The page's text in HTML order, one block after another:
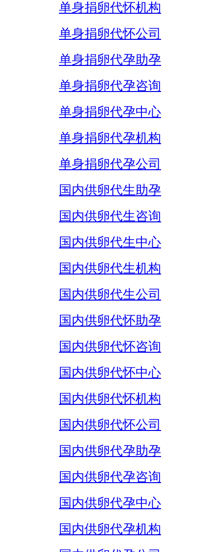
单身捐卵代怀机构
单身捐卵代怀公司
单身捐卵代孕助孕
单身捐卵代孕咨询
单身捐卵代孕中心
单身捐卵代孕机构
单身捐卵代孕公司
国内供卵代生助孕
国内供卵代生咨询
国内供卵代生中心
国内供卵代生机构
国内供卵代生公司
国内供卵代怀助孕
国内供卵代怀咨询
国内供卵代怀中心
国内供卵代怀机构
国内供卵代怀公司
国内供卵代孕助孕
国内供卵代孕咨询
国内供卵代孕中心
国内供卵代孕机构